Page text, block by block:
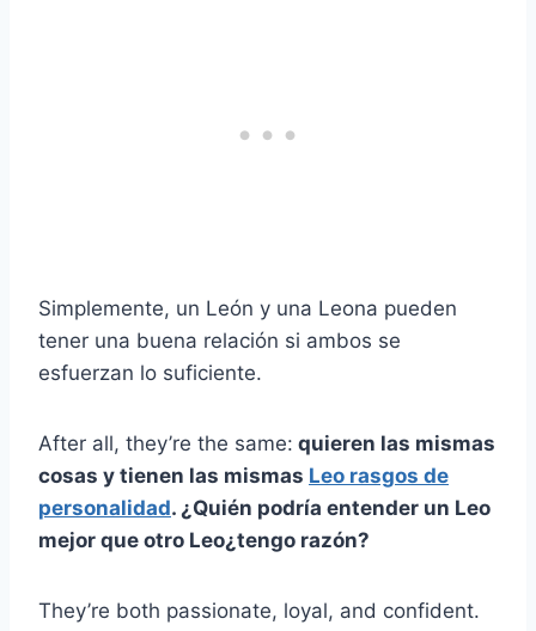
Simplemente, un León y una Leona pueden
tener una buena relación si ambos se
esfuerzan lo suficiente.
After all, they’re the same: quieren las mismas
cosas y tienen las mismas Leo rasgos de
personalidad. ¿Quién podría entender un Leo
mejor que otro Leo¿tengo razón?
They’re both passionate, loyal, and confident.